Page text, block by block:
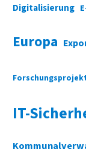
Digitalisierung
Europa
IT-